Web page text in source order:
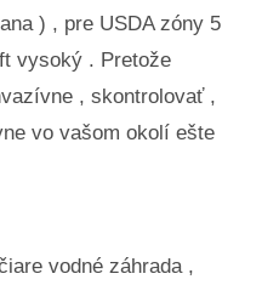
) , pre USDA zóny 5
vysoký . Pretože
, skontrolovať ,
vo vašom okolí ešte
vodné záhrada ,